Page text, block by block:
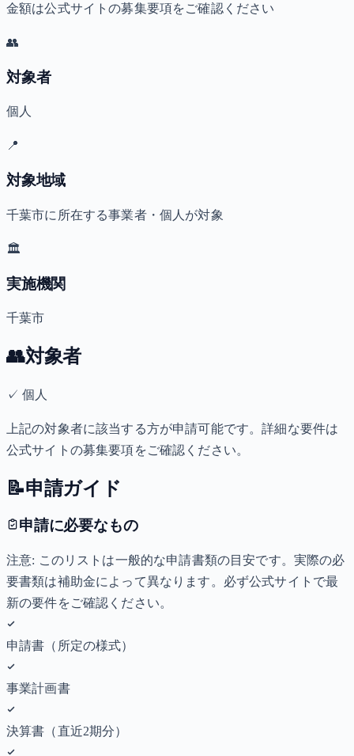
金額は公式サイトの募集要項をご確認ください
👥
対象者
個人
📍
対象地域
千葉市に所在する事業者・個人が対象
🏛️
実施機関
千葉市
👥対象者
✓個人
上記の対象者に該当する方が申請可能です。詳細な要件は
公式サイトの募集要項をご確認ください。
📝申請ガイド
申請に必要なもの
注意: このリストは一般的な申請書類の目安です。実際の必
要書類は補助金によって異なります。必ず公式サイトで最
新の要件をご確認ください。
申請書（所定の様式）
事業計画書
決算書（直近2期分）